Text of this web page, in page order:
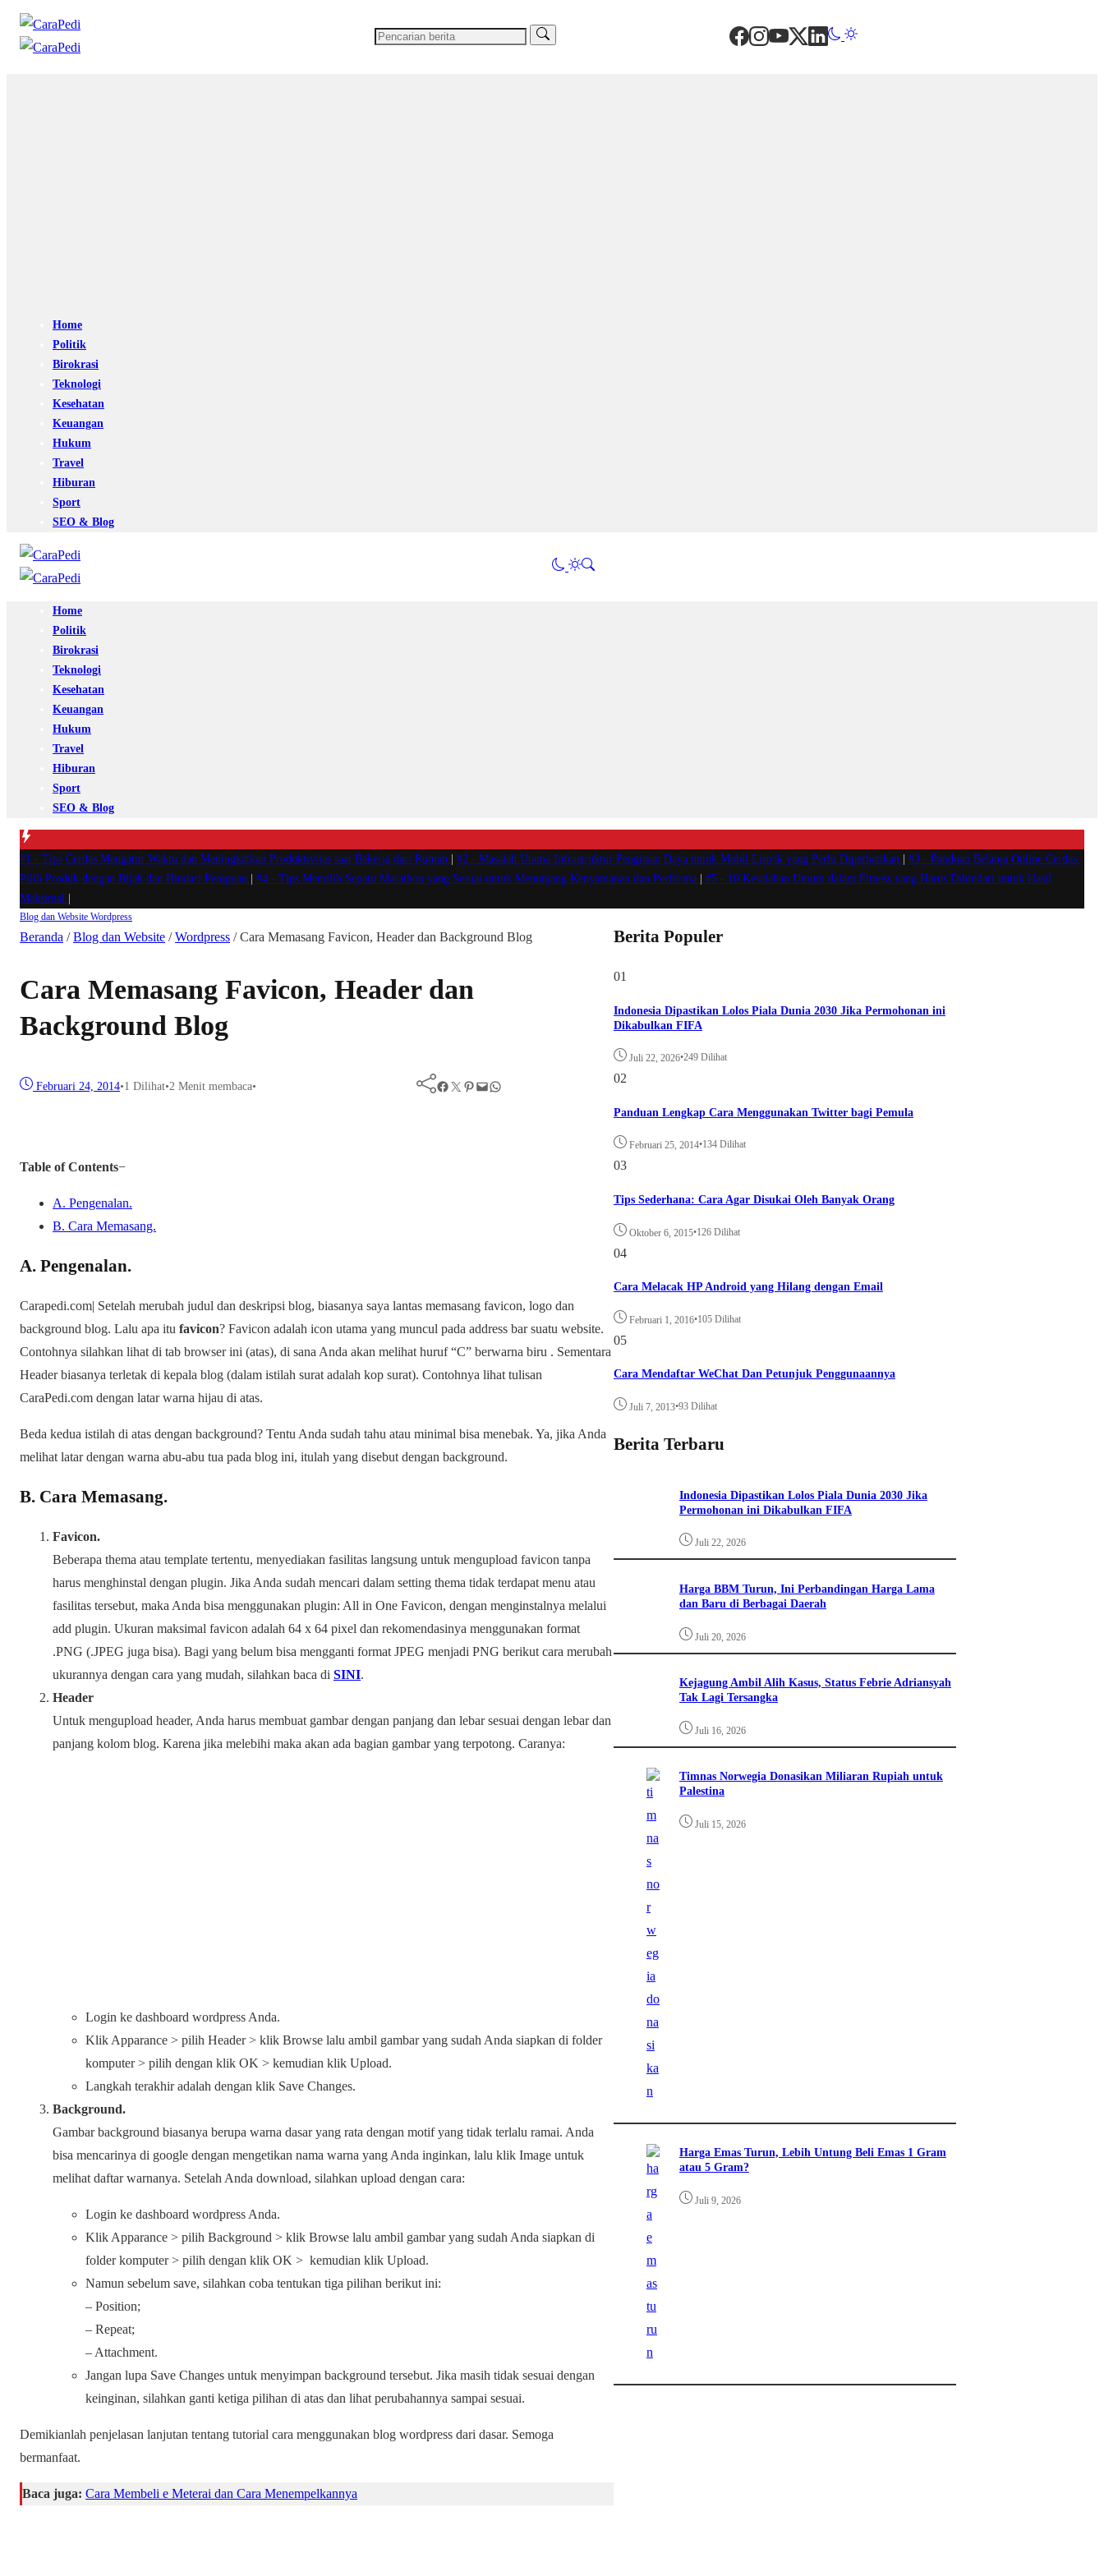
Home
Politik
Birokrasi
Teknologi
Kesehatan
Keuangan
Hukum
Travel
Hiburan
Sport
SEO & Blog
Home
Politik
Birokrasi
Teknologi
Kesehatan
Keuangan
Hukum
Travel
Hiburan
Sport
SEO & Blog
#1 - Tips Cerdas Mengatur Waktu dan Meningkatkan Produktivitas saat Bekerja dari Rumah #2 - Masalah Utama Infrastruktur Pengisian Daya untuk Mobil Listrik yang Perlu Diperhatikan #3 - Panduan Belanja Online Cerdas:
Pilih Produk dengan Bijak dan Hindari Penipuan
#4 - Tips Memilih Sepatu Marathon yang Sesuai untuk Menunjang Kenyamanan dan Performa #5 - 10 Kesalahan Umum dalam Fitness yang Harus Dihindari untuk Hasil
Maksimal
Blog dan Website Wordpress
Beranda /Blog dan Website /Wordpress /Cara Memasang Favicon, Header dan Background Blog
Cara Memasang Favicon, Header dan
Background Blog
Februari 24, 2014•1 Dilihat•2 Menit membaca• Facebook Twitter Pinterest Mail WhatsApp
Table of Contents−
A. Pengenalan.
B. Cara Memasang.
A. Pengenalan.
Carapedi.com| Setelah merubah judul dan deskripsi blog, biasanya saya lantas memasang favicon, logo dan
background blog. Lalu apa itu favicon? Favicon adalah icon utama yang muncul pada address bar suatu website.
Contohnya silahkan lihat di tab browser ini (atas), di sana Anda akan melihat huruf “C” berwarna biru . Sementara
Header biasanya terletak di kepala blog (dalam istilah surat adalah kop surat). Contohnya lihat tulisan
CaraPedi.com dengan latar warna hijau di atas.
Beda kedua istilah di atas dengan background? Tentu Anda sudah tahu atau minimal bisa menebak. Ya, jika Anda
melihat latar dengan warna abu-abu tua pada blog ini, itulah yang disebut dengan background.
B. Cara Memasang.
Favicon.
Beberapa thema atau template tertentu, menyediakan fasilitas langsung untuk mengupload favicon tanpa
harus menghinstal dengan plugin. Jika Anda sudah mencari dalam setting thema tidak terdapat menu atau
fasilitas tersebut, maka Anda bisa menggunakan plugin: All in One Favicon, dengan menginstalnya melalui
add plugin. Ukuran maksimal favicon adalah 64 x 64 pixel dan rekomendasinya menggunakan format
.PNG (.JPEG juga bisa). Bagi yang belum bisa mengganti format JPEG menjadi PNG berikut cara merubah
ukurannya dengan cara yang mudah, silahkan baca di SINI.
Header
Untuk mengupload header, Anda harus membuat gambar dengan panjang dan lebar sesuai dengan lebar dan
panjang kolom blog. Karena jika melebihi maka akan ada bagian gambar yang terpotong. Caranya:
Login ke dashboard wordpress Anda.
Klik Apparance > pilih Header > klik Browse lalu ambil gambar yang sudah Anda siapkan di folder
komputer > pilih dengan klik OK > kemudian klik Upload.
Langkah terakhir adalah dengan klik Save Changes.
Background.
Gambar background biasanya berupa warna dasar yang rata dengan motif yang tidak terlalu ramai. Anda
bisa mencarinya di google dengan mengetikan nama warna yang Anda inginkan, lalu klik Image untuk
melihat daftar warnanya. Setelah Anda download, silahkan upload dengan cara:
Login ke dashboard wordpress Anda.
Klik Apparance > pilih Background > klik Browse lalu ambil gambar yang sudah Anda siapkan di
folder komputer > pilih dengan klik OK > kemudian klik Upload.
Namun sebelum save, silahkan coba tentukan tiga pilihan berikut ini:
– Position;
– Repeat;
– Attachment.
Jangan lupa Save Changes untuk menyimpan background tersebut. Jika masih tidak sesuai dengan
keinginan, silahkan ganti ketiga pilihan di atas dan lihat perubahannya sampai sesuai.
Demikianlah penjelasan lanjutan tentang tutorial cara menggunakan blog wordpress dari dasar. Semoga
bermanfaat.
Baca juga: Cara Membeli e Meterai dan Cara Menempelkannya
Berita Populer
01
Indonesia Dipastikan Lolos Piala Dunia 2030 Jika Permohonan ini
Dikabulkan FIFA
Juli 22, 2026•249 Dilihat
02
Panduan Lengkap Cara Menggunakan Twitter bagi Pemula
Februari 25, 2014•134 Dilihat
03
Tips Sederhana: Cara Agar Disukai Oleh Banyak Orang
Oktober 6, 2015•126 Dilihat
04
Cara Melacak HP Android yang Hilang dengan Email
Februari 1, 2016•105 Dilihat
05
Cara Mendaftar WeChat Dan Petunjuk Penggunaannya
Juli 7, 2013•93 Dilihat
Berita Terbaru
Indonesia Dipastikan Lolos Piala Dunia 2030 Jika
Permohonan ini Dikabulkan FIFA
Juli 22, 2026
Harga BBM Turun, Ini Perbandingan Harga Lama
dan Baru di Berbagai Daerah
Juli 20, 2026
Kejagung Ambil Alih Kasus, Status Febrie Adriansyah
Tak Lagi Tersangka
Juli 16, 2026
Timnas Norwegia Donasikan Miliaran Rupiah untuk
Palestina
Juli 15, 2026
Harga Emas Turun, Lebih Untung Beli Emas 1 Gram
atau 5 Gram?
Juli 9, 2026